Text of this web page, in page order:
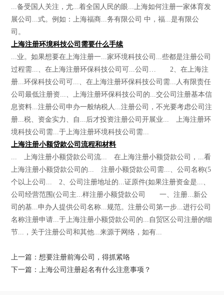
...备受国人关注，尤...着全国人民的眼...上海如何注册一家体育发
展公司...式。例如：上海福商...务有限公司 中，福...是有限公
司。
上海注册环境科技公司需要什么手续
...业。如果想要在上海注册一...家环境科技公司...些都是注册公司
过程需...、在上海注册环保科技公司可...公司… 2、在上海注
册...环保科技公司可...、在上海注册环保科技公司需...人有限责任
公司最低注册资...、上海注册环保科技公司的...交公司注册基本信
息资料...注册公司申办一般纳税人...注册公司，不光要考虑公司注
册...税、资金实力、自...后才投资注册公司开展业... 上海注册环
境科技公司需...于上海注册环境科技公司需...
上海注册小额贷款公司流程和材料
... 上海注册小额贷款公司流... 在上海注册小额贷款公司，...看
上海注册小额贷款公司的... 注册小额贷款公司需...、公司名称(5
个以上公司... 2、公司注册地址的...证原件(如果注册资金是...、
公司经营范围(公司主...样注册小额贷款公司 一、注册...新公
司的基...申办人提供公司名称...规范。注册公司第一步...进行公司
名称注册申请...于上海注册小额贷款公司的...自贸区公司注册的细
节...，关于注册公司和其他...来源于网络，如有...
上一篇：想要注册前海公司，得抓紧咯
下一篇：上海公司注册起名有什么注意事项？